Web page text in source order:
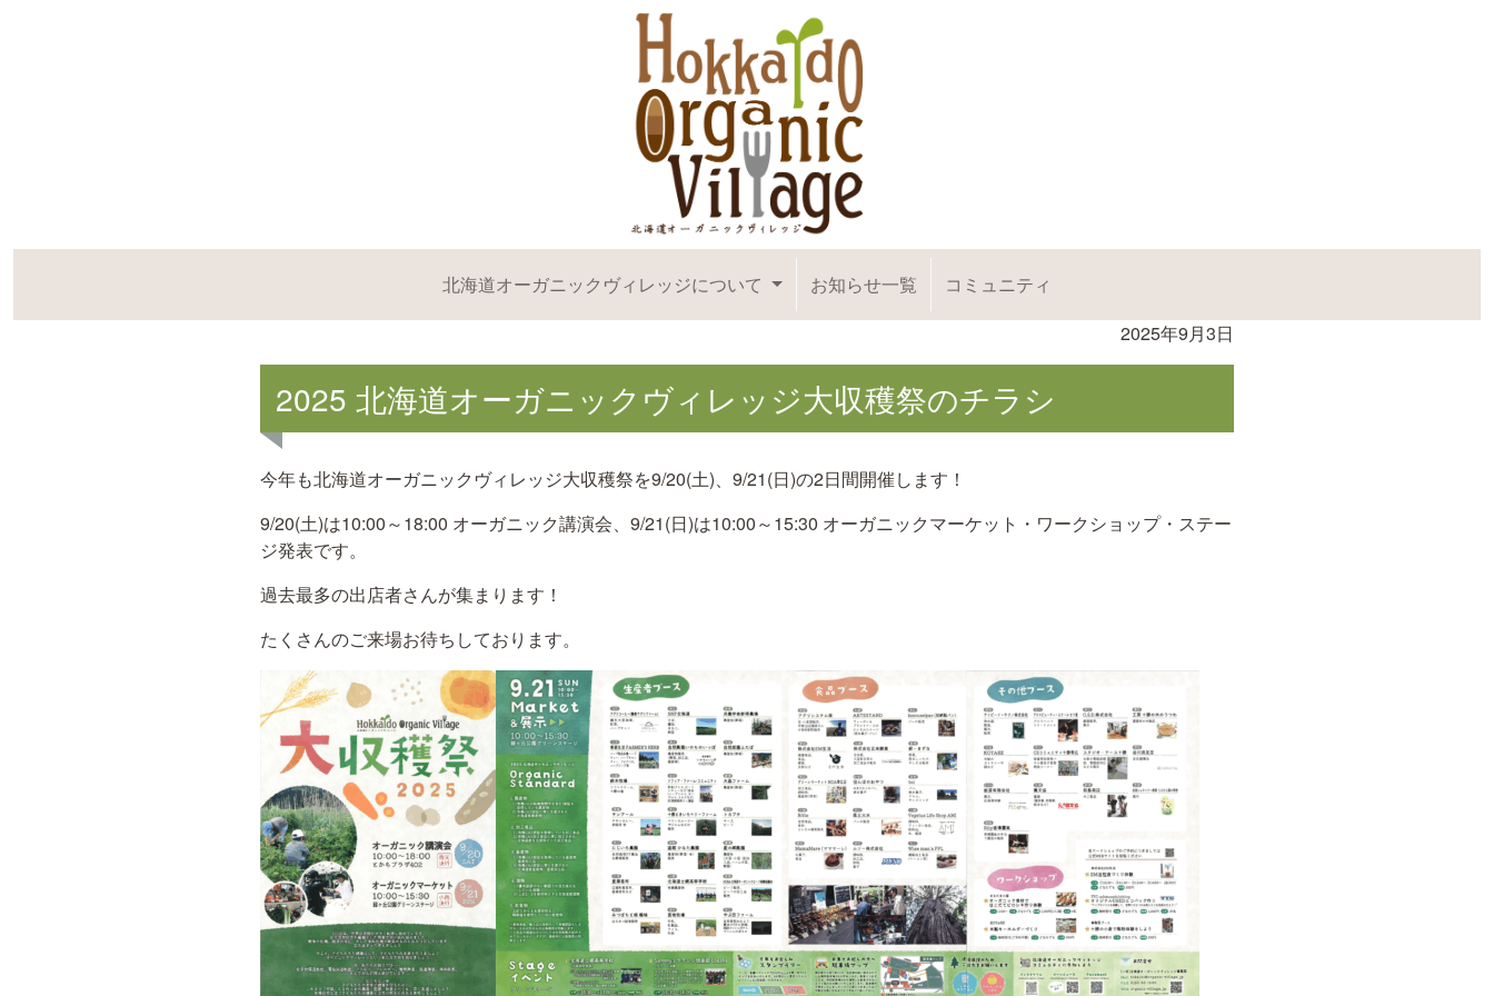
北海道オーガニックヴィレッジについて お知らせ一覧
コミュニティ
2025年9月3日
2025 北海道オーガニックヴィレッジ大収穫祭のチラシ
今年も北海道オーガニックヴィレッジ大収穫祭を9/20(土)、9/21(日)の2日間開催します！
9/20(土)は10:00～18:00 オーガニック講演会、9/21(日)は10:00～15:30 オーガニックマーケット・ワークショップ・ステー
ジ発表です。
過去最多の出店者さんが集まります！
たくさんのご来場お待ちしております。